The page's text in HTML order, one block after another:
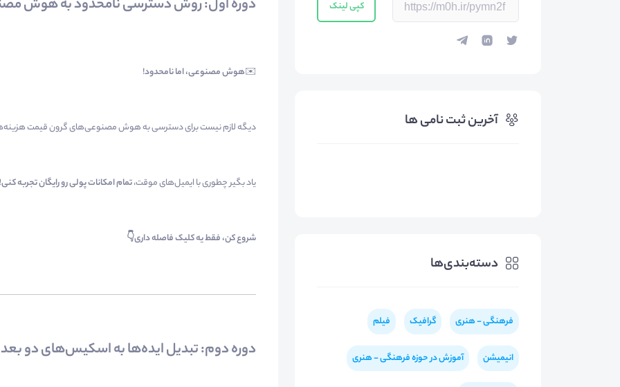
کپی لینک
آخرین ثبت نامی ها
دسته‌بندی‌ها
فرهنگی - هنری گرافیک فیلم
انیمیشن آموزش در حوزه فرهنگی - هنری
دوره اول: روش دسترسی نامحدود به هوش
✉️هوش مصنوعی، اما نامحدود!
دیگه لازم نیست برای دسترسی به هوش مصنوعی‌های گرون قیمت
یاد بگیر چطوری با ایمیل‌های موقت،تمام امکانات پولی رو رایگان تجربه کنی!
شروع کن، فقط یه کلیک فاصله داری👇
دوره دوم: تبدیل ایده‌ها به اسکیس‌های دو